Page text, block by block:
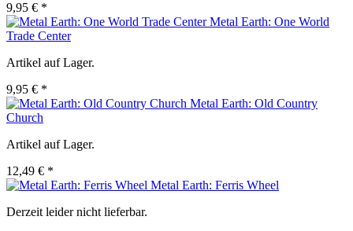
9,95 € *
Metal Earth: One World
Trade Center
Artikel auf Lager.
9,95 € *
Metal Earth: Old Country
Church
Artikel auf Lager.
12,49 € *
Metal Earth: Ferris Wheel
Derzeit leider nicht lieferbar.